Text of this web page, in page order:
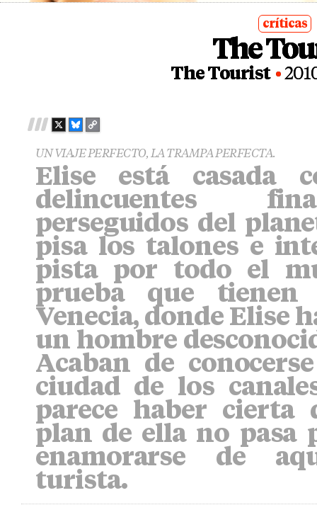
posted
in
críticas
The
The Tourist
X
B
U
S
K
Y
C
P
I
N
K
UN VIAJE PERFECTO, LA TRAMPA PERFECTA.
Elise está casada
delincuentes
perseguidos del
pisa los talones e
pista por todo el
prueba que
Venecia, donde Elise
un hombre
Acaban de
ciudad de los
parece haber cierta
plan de ella no pasa
enamorarse de
turista.